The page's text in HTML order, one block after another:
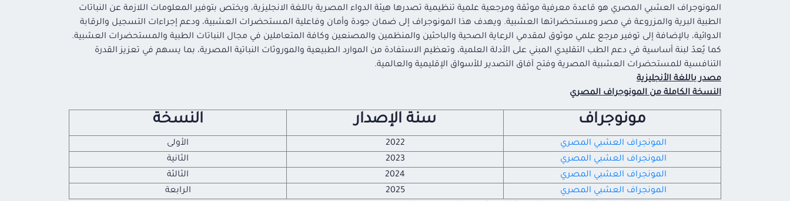
المونوجراف العشبي المصري هو قاعدة معرفية موثقة ومرجعية علمية تنظيمية تصدرها هيئة الدواء المصرية باللغة الانجليزية، ويختص بتوفير المعلومات اللازمة عن النباتات
الطبية البرية والمزروعة في مصر ومستحضراتها العشبية. ويهدف هذا المونوجراف إلى ضمان جودة وأمان وفاعلية المستحضرات العشبية، ودعم إجراءات التسجيل والرقابة
الدوائية، بالإضافة إلى توفير مرجع علمي موثوق لمقدمي الرعاية الصحية والباحثين والمنظمين والمصنعين وكافة المتعاملين في مجال النباتات الطبية والمستحضرات العشبية.
كما يُعدّ لبنة أساسية في دعم الطب التقليدي المبني على الأدلة العلمية، وتعظيم الاستفادة من الموارد الطبيعية والموروثات النباتية المصرية، بما يسهم في تعزيز القدرة
التنافسية للمستحضرات العشبية المصرية وفتح آفاق التصدير للأسواق الإقليمية والعالمية.
مصدر باللغة الأنجليزية
النسخة الكاملة من المونوجراف المصري
مونوجراف سنة الإصدار النسخة
المونجراف العشبي المصري 2022
الأولى
المونجراف العشبي المصري
2023
الثانية
المونجراف العشبي المصري
2024
الثالثة
المونجراف العشبي المصري
2025
الرابعة